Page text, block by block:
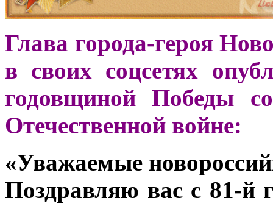
Глава города-героя
в своих соцсетях
годовщиной Победы
Отечественной войне:
«Уважаемые
Поздравляю вас с 81-й